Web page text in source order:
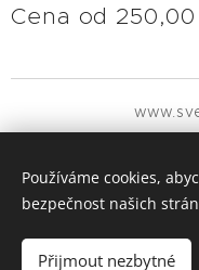
Cena od 250,00
Používáme cookies,
bezpečnost našich
Přijmout nezbytné